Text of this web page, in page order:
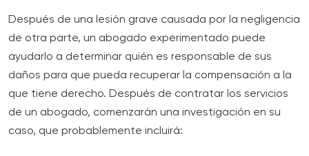
Después de una lesión grave causada por la negligencia
de otra parte, un abogado experimentado puede
ayudarlo a determinar quién es responsable de sus
daños para que pueda recuperar la compensación a la
que tiene derecho. Después de contratar los servicios
de un abogado, comenzarán una investigación en su
caso, que probablemente incluirá: